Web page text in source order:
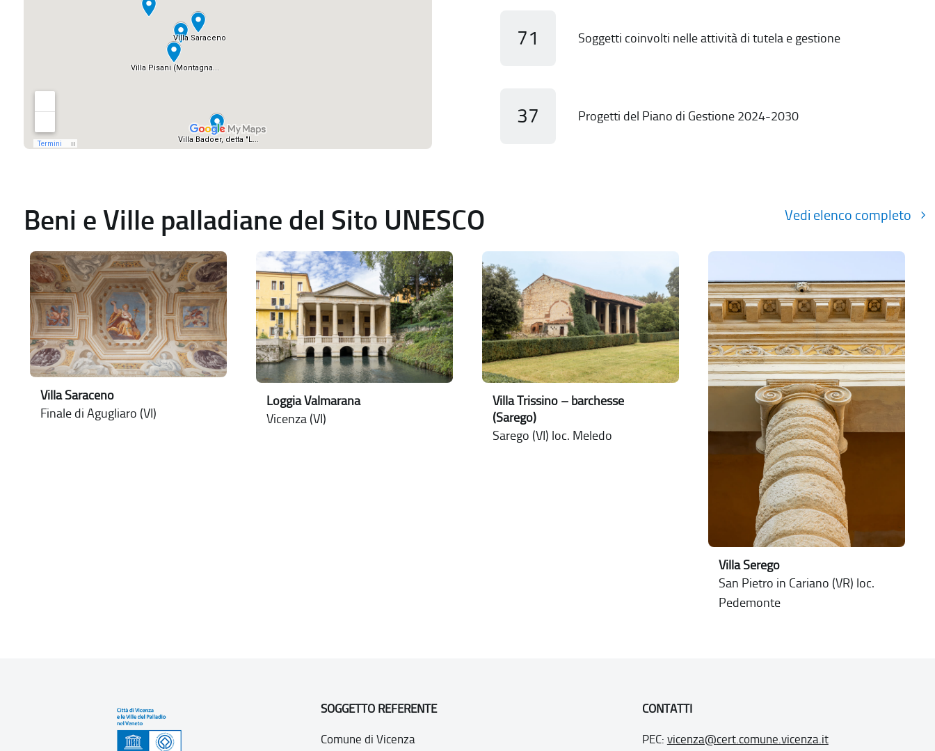
71 Soggetti coinvolti nelle attività di tutela e gestione
37 Progetti del Piano di Gestione 2024-2030
Beni e Ville palladiane del Sito UNESCO Vedi elenco completo
Villa Saraceno
Finale di Agugliaro (VI)
Loggia Valmarana
Vicenza (VI)
Villa Trissino – barchesse
(Sarego)
Sarego (VI) loc. Meledo
Villa Serego
San Pietro in Cariano (VR) loc.
Pedemonte
SOGGETTO REFERENTE
Comune di Vicenza
CONTATTI
PEC: vicenza@cert.comune.vicenza.it